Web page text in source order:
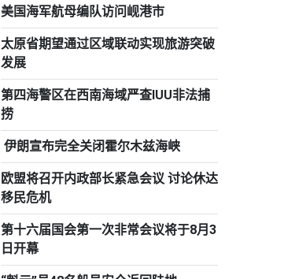
美国海军航母编队访问岘港市
太原省期望通过区域联动实现旅游突破
发展
第四海警区在西南海域严查IUU非法捕
捞
伊朗宣布完全关闭霍尔木兹海峡
欧盟将召开内政部长紧急会议 讨论休达
移民危机
第十六届国会第一次非常会议将于8月3
日开幕